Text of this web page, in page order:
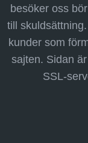
besöker oss
till
kunder som
sajten. Sidan
SSL-